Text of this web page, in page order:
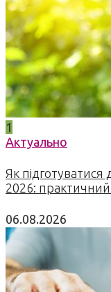
1
Актуально
Як
2026: практичний
06.08.2026